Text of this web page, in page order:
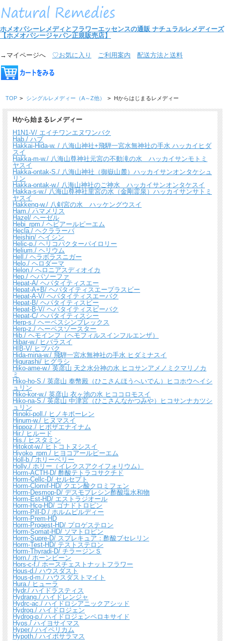
ホメオパシーレメディとフラワーエッセンスの通販 ナチュラルレメディーズ
【ホメオパシージャパン正規販売店】
→マイページへ ♡お気に入り ご利用案内 配送方法と送料
TOP > シングルレメディー（A～Z他） > Hからはじまるレメディー
Hから始まるレメディー
H1N1-V/ エイチワンエヌワンバク
Hab./ ハブ
Hakkai-Hida-w. / 八海山神社+飛騨一宮水無神社の手水 ハッカイヒダ
スイ
Hakka-m-w./ 八海山尊神社元宮の不動滝の水 ハッカイサンモトミ
ヤスイ
Hakka-ontak-S./ 八海山神社（御嶽山麓）ハッカイサンオンタケシュ
リン
Hakka-ontak-w./ 八海山神社のご神水 ハッカイサンオンタケスイ
Hakka-s-w./ 八海山尊神社里宮の水（金剛霊泉）ハッカイサンサトミ
ヤスイ
Hakkeng-w./ 八剣宮の水 ハッケングウスイ
Ham./ ハマメリス
Hazel/ ヘーゼル
Hebi_rpm./ ヘビアールピーエム
Hecla./ ヘクララーバ
Heishin/ ヘイシン
Helic-p./ ヘリコバクターパイロリー
Helium./ ヘリウム
Hell./ ヘラボラスニガー
Helo./ ヘロダーマ
Helon./ へロニアスディオイカ
Hep./ ヘパソーファ
Hepat-A/ ヘパタイティスエー
Hepat-A+B/ ヘパタイティスエープラスビー
Hepat-A-V/ ヘパタイティスエーバク
Hepat-B/ ヘパタイティスビー
Hepat-B-V/ ヘパタイティスビーバク
Hepat-C/ ヘパタイティスシー
Herp-s./ ヘーペスシンプレックス
Herp-z./ ヘーペスゾースター
Hib./ ヘモインフ（ヘモフィルスインフルエンザ）
Hibar-w./ ヒバラスイ
HIB-V/ ヒブバク
Hida-mina-w./ 飛騨一宮水無神社の手水 ヒダミナスイ
Higurashi/ ヒグラシ
Hiko-ame-w./ 英彦山 天之水分神の水 ヒコサンアメノミクマリノカ
ミ
Hiko-ho-S./ 英彦山 奉幣殿（ひこさんほうへいでん）ヒコホウヘイシ
ュリン
Hiko-kor-w./ 英彦山 衣ヶ池の水 ヒココロモスイ
Hiko-na-S./ 英彦山 中津宮（ひこさんなかつみや）ヒコサンナカツシ
ュリン
Hinoki-poll./ ヒノキポーレン
Hinum-w./ ヒヌマスイ
Hippoz./ ヒポザエナイナム
Hir./ ヒルード
His./ ヒスタミン
Hitokot-w./ ヒトコトヌシスイ
Hiyoko_rpm./ ヒヨコアールピーエム
Holl-b./ ホリーベリー
Holly./ ホリー（イレクスアクイフォリウム）
Horm-ACTH-D/ 酢酸テトラコサクチド
Horm-Cellc-D/ セルセプト
Horm-Clomif-HD/ クエン酸クロミフェン
Horm-Desmop-D/ デスモプレシン酢酸塩水和物
Horm-Est-HD/ エストラジオール
Horm-Hcg-HD/ ゴナドトロピン
Horm-Pill-D / ホルムピルディー
Horm-Prem-HD
Horm-Progest-HD/ プロゲステロン
Horm-Somat-HD/ ソマトロピン
Horm-Supre-D/ スプレキュア：酢酸ブセレリン
Horm-Test-HD/ テストステロン
Horm-Thyradi-D/ チラージンＳ
Horn./ ホーンビーン
Hors-c-f./ ホースチェストナットフラワー
Hous-d./ ハウスダスト
Hous-d-m./ ハウスダストマイト
Hura./ ヒューラ
Hydr./ ハイドラスティス
Hydrang./ ハイドレンジャ
Hydrc-ac./ ハイドロシアニックアシッド
Hydrog./ ハイドロジェン
Hydrog-p./ ハイドロジェンペロキサイド
Hyos./ ハイヨサイマス
Hyper./ ハイペリカム
Hypoth./ ハイポサラマス